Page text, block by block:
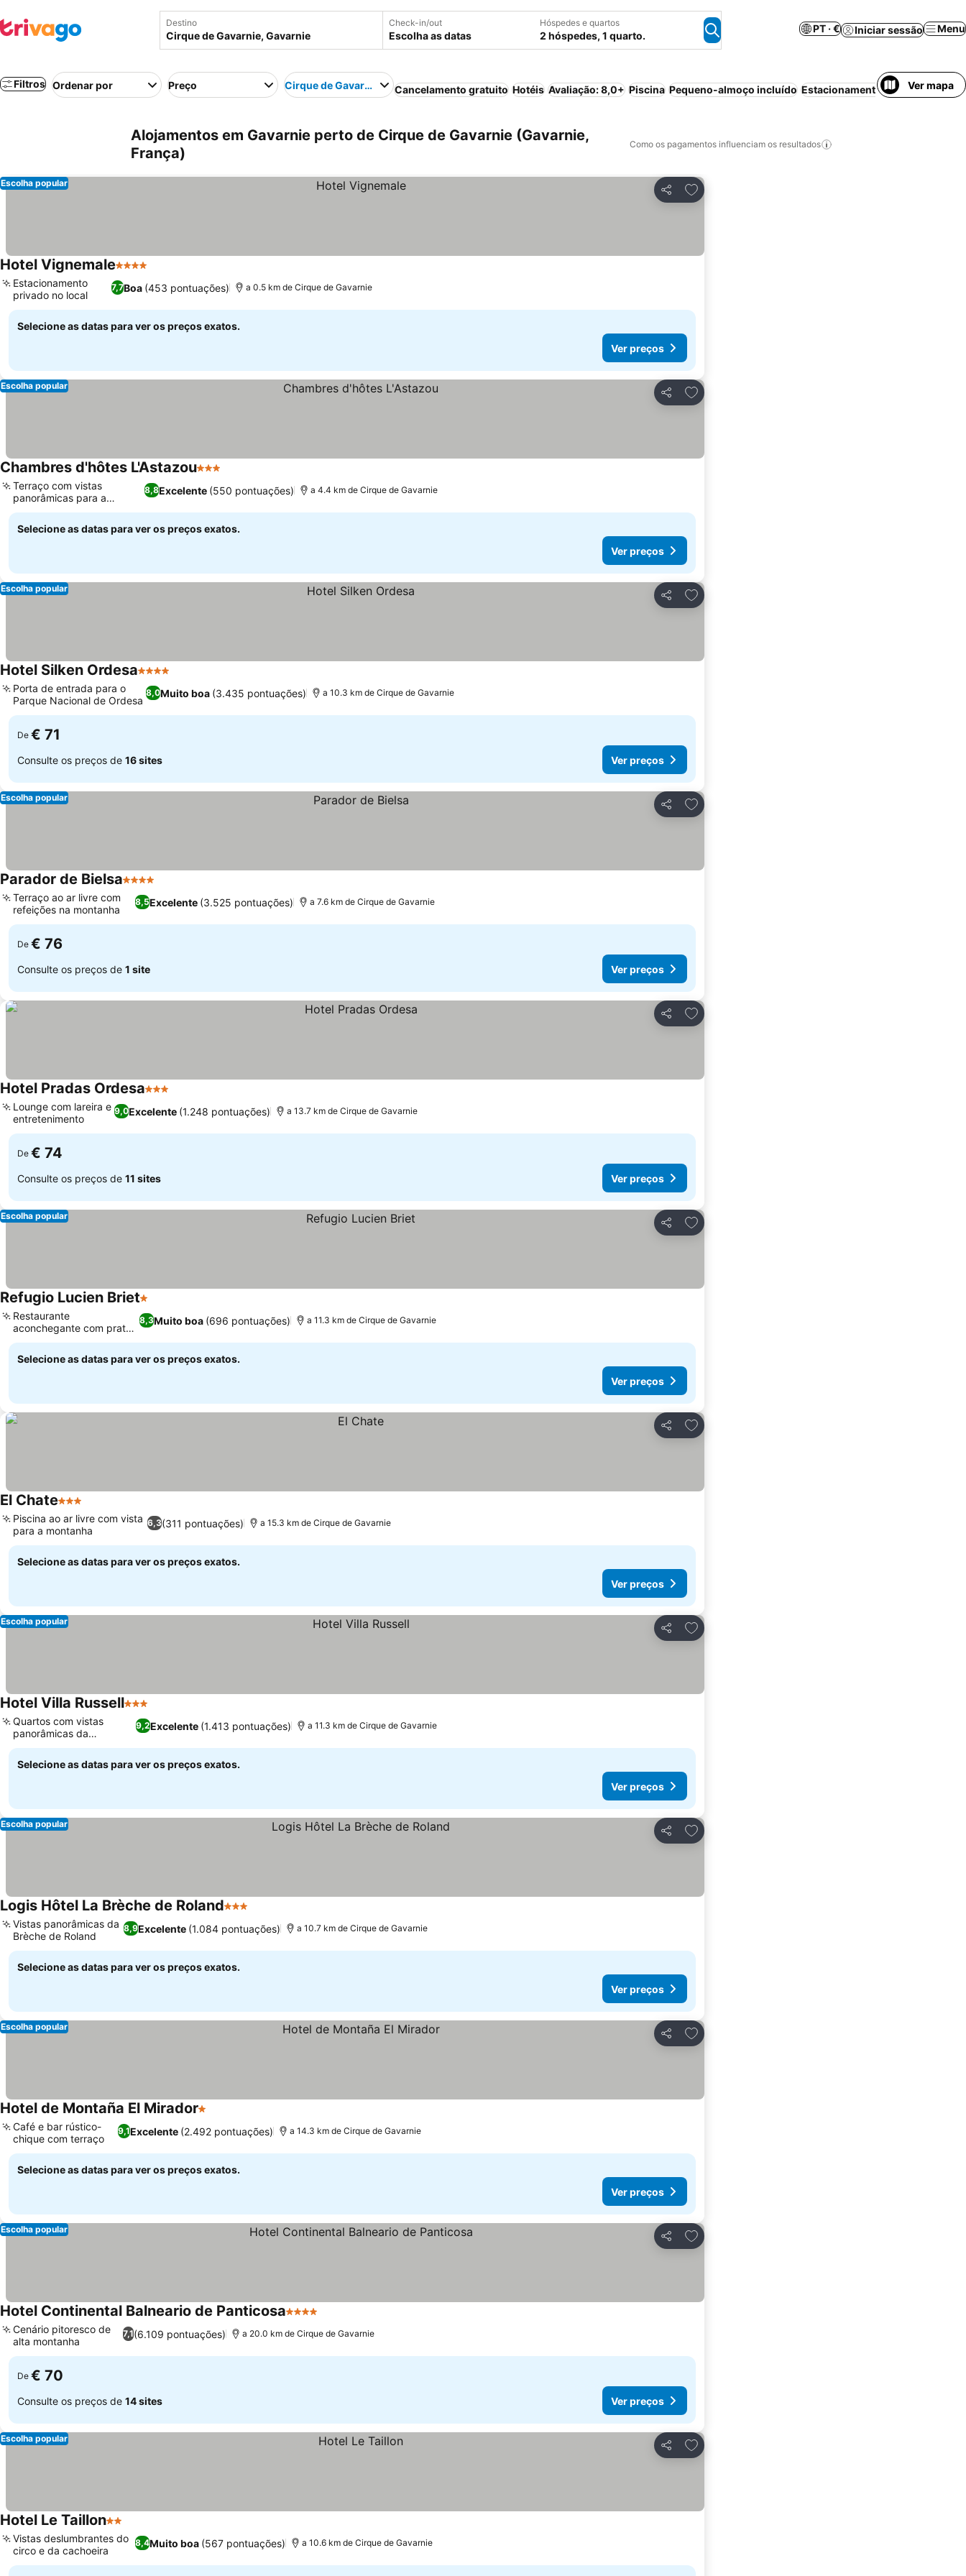
Destino Check-in/out
Escolha as datas
Hóspedes e quartos
2 hóspedes, 1 quarto.
PT · € Iniciar sessão Menu
Filtros Ordenar por Preço Cirque de Gavarnie Cancelamento gratuito Hotéis Avaliação: 8,0+ Piscina Pequeno-almoço incluído Estacionamento AnimaisVer mapa
Alojamentos em Gavarnie perto de Cirque de Gavarnie (Gavarnie,
França)
Como os pagamentos influenciam os resultados
Partilhar
Adicionar aos favoritos
Escolha popular
Hotel Vignemale4 Estrelas
7,7Boa (453 pontuações)
Estacionamento
privado no local
a 0.5 km de Cirque de Gavarnie
Selecione as datas para ver os preços exatos.
Ver preços
Partilhar
Adicionar aos favoritos
Escolha popular
Chambres d'hôtes L'Astazou3 Estrelas
8,8Excelente (550 pontuações)
Terraço com vistas
panorâmicas para a
montanha
a 4.4 km de Cirque de Gavarnie
Selecione as datas para ver os preços exatos.
Ver preços
Partilhar
Adicionar aos favoritos
Escolha popular
Hotel Silken Ordesa4 Estrelas
8,0Muito boa (3.435 pontuações)
Porta de entrada para o
Parque Nacional de Ordesa
a 10.3 km de Cirque de Gavarnie
De € 71
Consulte os preços de 16 sites Ver preços
Partilhar
Adicionar aos favoritos
Escolha popular
Parador de Bielsa4 Estrelas
8,5Excelente (3.525 pontuações)
Terraço ao ar livre com
refeições na montanha
a 7.6 km de Cirque de Gavarnie
De € 76
Consulte os preços de 1 site Ver preços
Partilhar
Adicionar aos favoritos
Hotel Pradas Ordesa3 Estrelas
9,0Excelente (1.248 pontuações)
Lounge com lareira e
entretenimento
a 13.7 km de Cirque de Gavarnie
De € 74
Consulte os preços de 11 sites Ver preços
Partilhar
Adicionar aos favoritos
Escolha popular
Refugio Lucien Briet1 Estrelas
8,3Muito boa (696 pontuações)
Restaurante
aconchegante com pratos
caseiros
a 11.3 km de Cirque de Gavarnie
Selecione as datas para ver os preços exatos.
Ver preços
Partilhar
Adicionar aos favoritos
El Chate3 Estrelas
6,3(311 pontuações)
Piscina ao ar livre com vista
para a montanha
a 15.3 km de Cirque de Gavarnie
Selecione as datas para ver os preços exatos.
Ver preços
Partilhar
Adicionar aos favoritos
Escolha popular
Hotel Villa Russell3 Estrelas
9,2Excelente (1.413 pontuações)
Quartos com vistas
panorâmicas da
montanha
a 11.3 km de Cirque de Gavarnie
Selecione as datas para ver os preços exatos.
Ver preços
Partilhar
Adicionar aos favoritos
Escolha popular
Logis Hôtel La Brèche de Roland3 Estrelas
8,9Excelente (1.084 pontuações)
Vistas panorâmicas da
Brèche de Roland
a 10.7 km de Cirque de Gavarnie
Selecione as datas para ver os preços exatos.
Ver preços
Partilhar
Adicionar aos favoritos
Escolha popular
Hotel de Montaña El Mirador1 Estrelas
9,1Excelente (2.492 pontuações)
Café e bar rústico-
chique com terraço
a 14.3 km de Cirque de Gavarnie
Selecione as datas para ver os preços exatos.
Ver preços
Partilhar
Adicionar aos favoritos
Escolha popular
Hotel Continental Balneario de Panticosa4 Estrelas
7,1(6.109 pontuações)
Cenário pitoresco de
alta montanha
a 20.0 km de Cirque de Gavarnie
De € 70
Consulte os preços de 14 sites Ver preços
Partilhar
Adicionar aos favoritos
Escolha popular
Hotel Le Taillon2 Estrelas
8,4Muito boa (567 pontuações)
Vistas deslumbrantes do
circo e da cachoeira
a 10.6 km de Cirque de Gavarnie